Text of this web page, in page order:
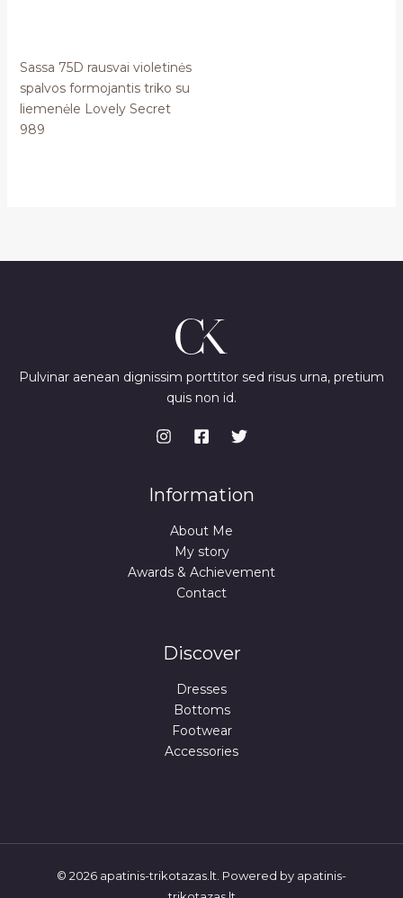
Sassa 75D rausvai violetinės
spalvos formojantis triko su
liemenėle Lovely Secret
989
Pulvinar aenean dignissim porttitor sed risus urna, pretium
quis non id.
Information
About Me
My story
Awards & Achievement
Contact
Discover
Dresses
Bottoms
Footwear
Accessories
© 2026 apatinis-trikotazas.lt. Powered by apatinis-